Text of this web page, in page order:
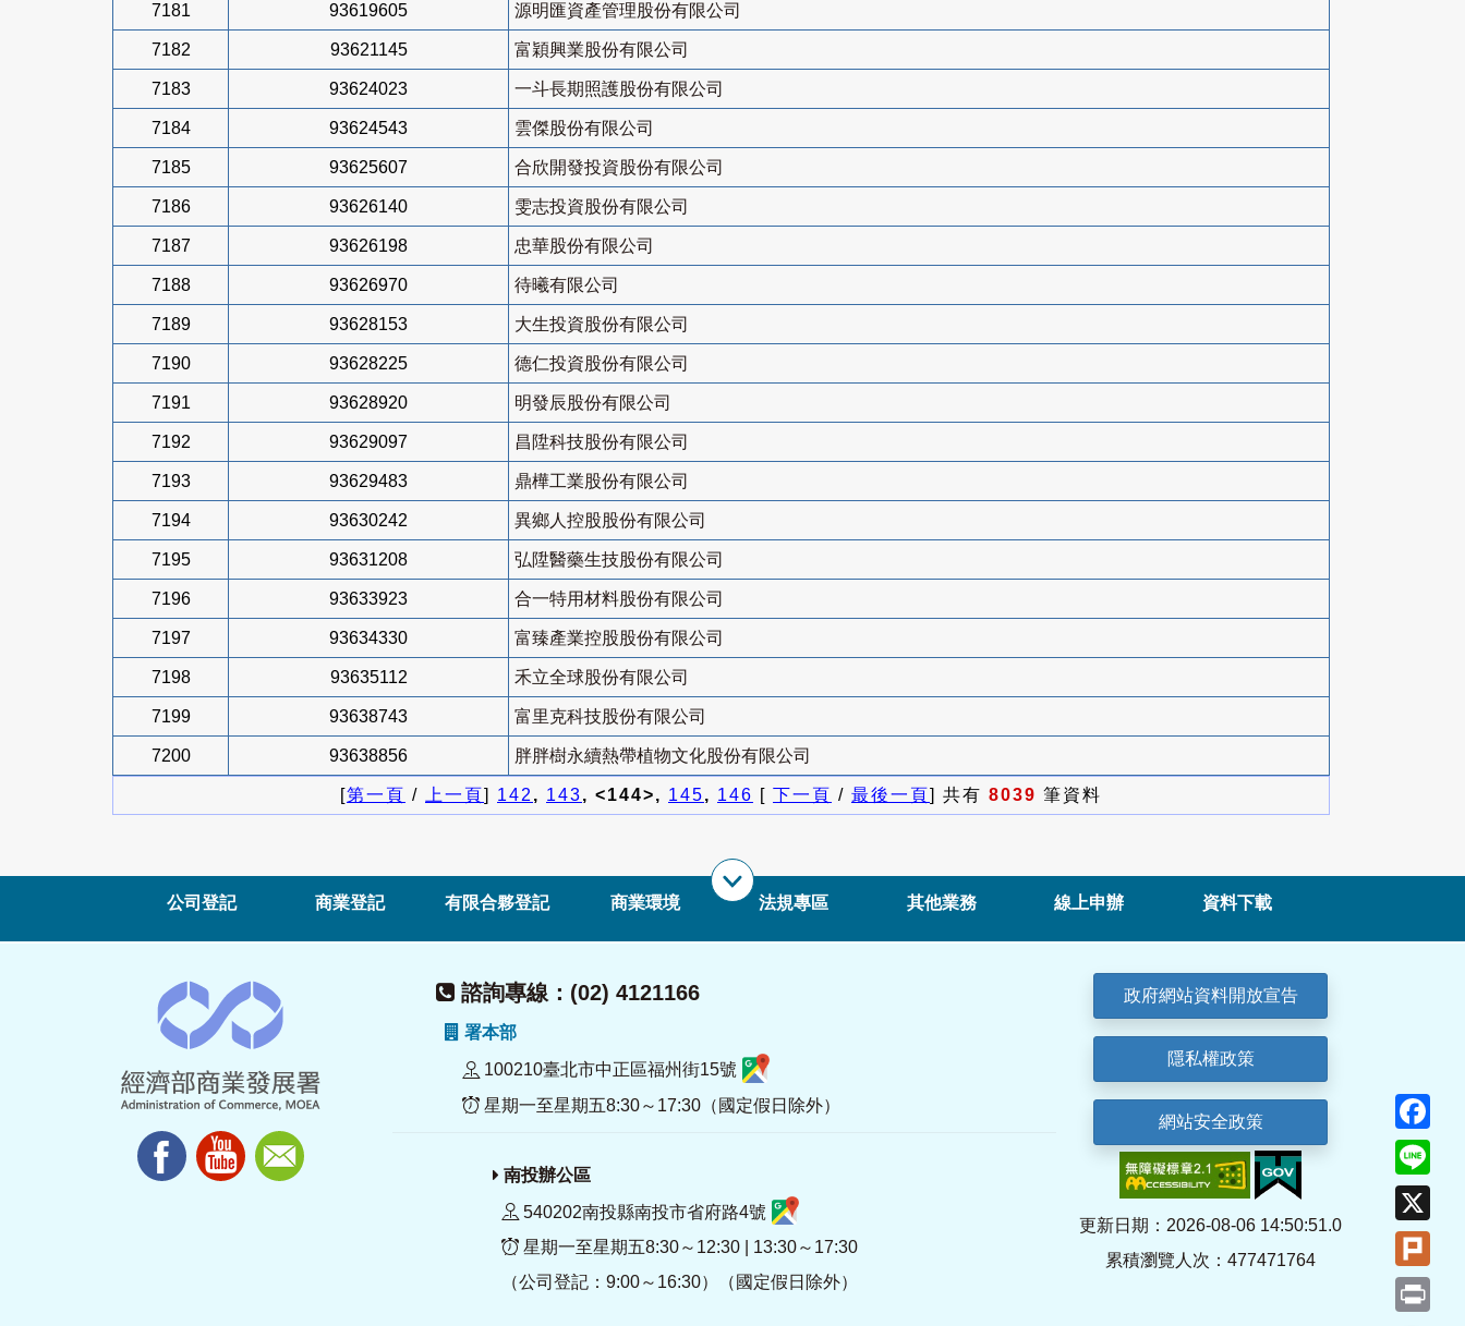
7181 93619605 源明匯資產管理股份有限公司
7182 93621145 富穎興業股份有限公司
7183 93624023 一斗長期照護股份有限公司
7184 93624543 雲傑股份有限公司
7185 93625607 合欣開發投資股份有限公司
7186 93626140 雯志投資股份有限公司
7187 93626198 忠華股份有限公司
7188 93626970 待曦有限公司
7189 93628153 大生投資股份有限公司
7190 93628225 德仁投資股份有限公司
7191 93628920 明發辰股份有限公司
7192 93629097 昌陞科技股份有限公司
7193 93629483 鼎樺工業股份有限公司
7194 93630242 異鄉人控股股份有限公司
7195 93631208 弘陞醫藥生技股份有限公司
7196 93633923 合一特用材料股份有限公司
7197 93634330 富臻產業控股股份有限公司
7198 93635112 禾立全球股份有限公司
7199 93638743 富里克科技股份有限公司
7200 93638856 胖胖樹永續熱帶植物文化股份有限公司
[第一頁 / 上一頁] 142, 143, <144>, 145, 146 [ 下一頁 / 最後一頁] 共有 8039 筆資料
公司登記 商業登記 有限合夥登記 商業環境 法規專區 其他業務 線上申辦 資料下載
諮詢專線：(02) 4121166
署本部
100210臺北市中正區福州街15號
星期一至星期五8:30～17:30（國定假日除外）
南投辦公區
540202南投縣南投市省府路4號
星期一至星期五8:30～12:30 | 13:30～17:30
（公司登記：9:00～16:30）（國定假日除外）
政府網站資料開放宣告
隱私權政策
網站安全政策
更新日期：2026-08-06 14:50:51.0
累積瀏覽人次：477471764